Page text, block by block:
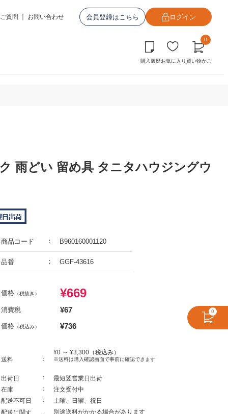
質問 お問い合わせ 会員登録はこちら ログイン
購入履歴お気に入り
0
買い物かご
雨どい 留め具 タニタハウジングウ
商品コード B960160001120
品番 GGF-43616
価格 （税抜き） ¥669
消費税 ¥67
価格 （税込み） ¥736
送料
¥0 ～ ¥3,300 （税込み）
※送料は購入確認画面で事前に確認できます
出荷日
最短翌営業日出荷
在庫
注文受付中
配送不可日
土曜、日曜、祝日
配送に関す
別途送料がかかる場合があります
0